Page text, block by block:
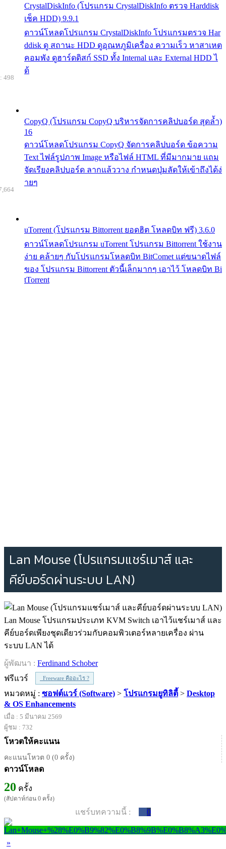
CrystalDiskInfo (โปรแกรม CrystalDiskInfo ตรวจ Harddisk
เช็ค HDD) 9.9.1
ดาวน์โหลดโปรแกรม CrystalDiskInfo โปรแกรมตรวจ Har
ddisk ดู สถานะ HDD ดูอุณหภูมิเครื่อง ความเร็ว หาสาเหต
คอมพัง ดูฮาร์ดดิสก์ SSD ทั้ง Internal และ External HDD ไ
ด้
CopyQ (โปรแกรม CopyQ บริหารจัดการคลิปบอร์ด สุดล้ำ)
16
ดาวน์โหลดโปรแกรม CopyQ จัดการคลิปบอร์ด ข้อความ
Text ไฟล์รูปภาพ Image หรือไฟล์ HTML ที่มีมากมาย แถม
จัดเรียงคลิปบอร์ด ลากแล้ววาง กำหนดปุ่มลัดให้เข้าถึงได้ง่
ายๆ
498
uTorrent (โปรแกรม Bittorrent ยอดฮิต โหลดบิท ฟรี) 3.6.0
ดาวน์โหลดโปรแกรม uTorrent โปรแกรม Bittorrent ใช้งาน
ง่าย คล้ายๆ กับโปรแกรมโหลดบิท BitComet แต่ขนาดไฟล์
ของ โปรแกรม Bittorrent ตัวนี้เล็กมากๆ เอาไว้ โหลดบิท Bi
tTorrent
Lan Mouse (โปรแกรมแชร์เมาส์ และ
คีย์บอร์ดผ่านระบบ LAN)
Lan Mouse โปรแกรมประเภท KVM Switch เอาไว้แชร์เมาส์ และ
คีย์บอร์ดเพียงชุดเดียวร่วมกับคอมพิวเตอร์หลายเครื่อง ผ่าน
ระบบ LAN ได้
ผู้พัฒนา : Ferdinand Schober
ฟรีแวร์
Freeware คืออะไร ?
หมวดหมู่ : ซอฟต์แวร์ (Software) > โปรแกรมยูทิลิตี้ > Desktop
& OS Enhancements
เมื่อ : 5 มีนาคม 2569
ผู้ชม : 732
โหวตให้คะแนน
คะแนนโหวต 0 (0 ครั้ง)
ดาวน์โหลด
20 ครั้ง
(สัปดาห์ก่อน 0 ครั้ง)
แชร์บทความนี้ : 0
»